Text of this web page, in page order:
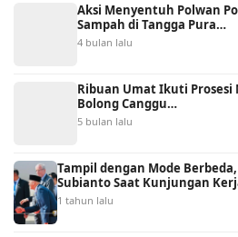
Aksi Menyentuh Polwan
Sampah di Tangga Pura…
4 bulan lalu
Ribuan Umat Ikuti
Bolong Canggu…
5 bulan lalu
Tampil dengan Mode
Subianto Saat Kunjungan
1 tahun lalu